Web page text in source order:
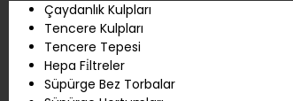
Çaydanlık Kulpları
Tencere Kulpları
Tencere Tepesi
Hepa Fi̇ltreler
Süpürge Bez Torbalar